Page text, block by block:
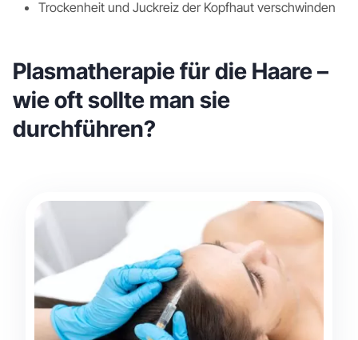
Trockenheit und Juckreiz der Kopfhaut verschwinden
Plasmatherapie für die Haare –
wie oft sollte man sie
durchführen?